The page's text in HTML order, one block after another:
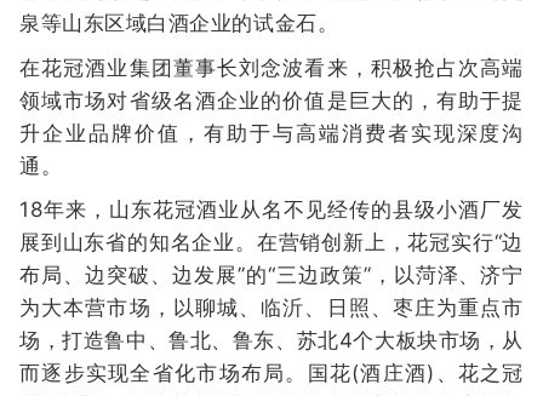
泉等山东区域白酒企业的试金石。
在花冠酒业集团董事长刘念波看来，积极抢占次高端
领域市场对省级名酒企业的价值是巨大的，有助于提
升企业品牌价值，有助于与高端消费者实现深度沟
通。
18年来，山东花冠酒业从名不见经传的县级小酒厂发
展到山东省的知名企业。在营销创新上，花冠实行“边
布局、边突破、边发展”的“三边政策”，以菏泽、济宁
为大本营市场，以聊城、临沂、日照、枣庄为重点市
场，打造鲁中、鲁北、鲁东、苏北4个大板块市场，从
而逐步实现全省化市场布局。国花(酒庄酒)、花之冠